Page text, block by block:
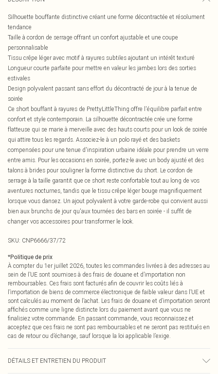
Silhouette bouffante distinctive créant une forme décontractée et résolument
tendance
Taille à cordon de serrage offrant un confort ajustable et une coupe
personnalisable
Tissu crêpe léger avec motif à rayures subtiles ajoutant un intérêt texturé
Longueur courte parfaite pour mettre en valeur les jambes lors des sorties
estivales
Design polyvalent passant sans effort du décontracté de jour à la tenue de
soirée
Ce short bouffant à rayures de PrettyLittleThing offre l'équilibre parfait entre
confort et style contemporain. La silhouette décontractée crée une forme
flatteuse qui se marie à merveille avec des hauts courts pour un look de soirée
qui attire tous les regards. Associez-le à un polo rayé et des baskets
compensées pour une tenue d'inspiration urbaine idéale pour prendre un verre
entre amis. Pour les occasions en soirée, portez-le avec un body ajusté et des
talons à brides pour souligner la forme distinctive du short. Le cordon de
serrage à la taille garantit que ce short reste confortable tout au long de vos
aventures nocturnes, tandis que le tissu crêpe léger bouge magnifiquement
lorsque vous dansez. Un ajout polyvalent à votre garde-robe qui convient aussi
bien aux brunchs de jour qu'aux tournées des bars en soirée - il suffit de
changer vos accessoires pour transformer le look.
SKU: CNP6666/37/72
*Politique de prix
À compter du 1er juillet 2026, toutes les commandes livrées à des adresses au
sein de l’UE sont soumises à des frais de douane et d’importation non
remboursables. Ces frais sont facturés afin de couvrir les coûts liés à
l’importation de biens de commerce électronique de faible valeur dans l’UE et
sont calculés au moment de l’achat. Les frais de douane et d’importation seront
affichés comme une ligne distincte lors du paiement avant que vous ne
finalisiez votre commande. En passant commande, vous reconnaissez et
acceptez que ces frais ne sont pas remboursables et ne seront pas restitués en
cas de retour ou d’échange, sauf lorsque la loi applicable l’exige.
DÉTAILS ET ENTRETIEN DU PRODUIT